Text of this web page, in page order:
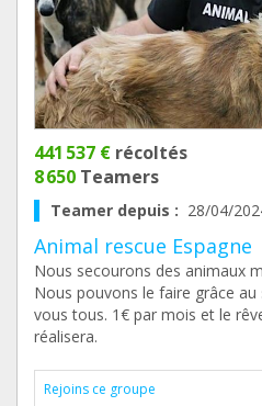
441 537 € récoltés
8 650 Teamers
Teamer depuis : 28/04/
Animal rescue Espagne
Nous secourons des animaux
Nous pouvons le faire grâce
vous tous. 1€ par mois et le
réalisera.
Rejoins ce groupe